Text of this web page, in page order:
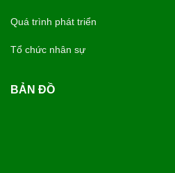
Quá trình phát triển
Tổ chức nhân sự
BẢN ĐỒ